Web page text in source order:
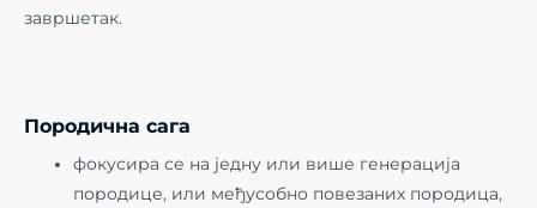
завршетак.
Породична сага
фокусира се на једну или више генерација
породице, или међусобно повезаних породица,